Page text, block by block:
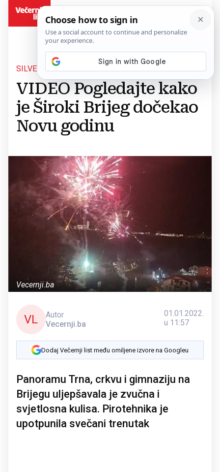
SILVESTARSKA NOĆ
VIDEO Pogledajte kako
je Široki Brijeg dočekao
Novu godinu
Vecernji.ba
VL
Autor
Vecernji.ba
01.01.2022.
u 11:57
Dodaj Večernji list među omiljene izvore na Googleu
Panoramu Trna, crkvu i gimnaziju na
Brijegu uljepšavala je zvučna i
svjetlosna kulisa. Pirotehnika je
upotpunila svečani trenutak